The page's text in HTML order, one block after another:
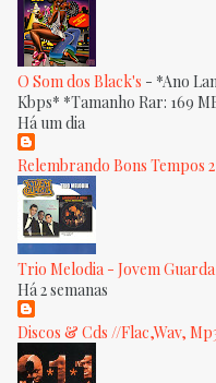
O Som dos Black's - *Ano
Kbps* *Tamanho Rar: 169
Há um dia
Relembrando Bons Tempos 2
Trio Melodia - Jovem Guarda
Há 2 semanas
Discos & Cds //Flac,Wav,